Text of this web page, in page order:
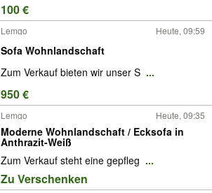
100 €
Lemgo Heute, 09:59
Sofa Wohnlandschaft
Zum Verkauf bieten wir unser S ...
950 €
Lemgo Heute, 09:35
Moderne Wohnlandschaft / Ecksofa in
Anthrazit-Weiß
Zum Verkauf steht eine gepfleg ...
Zu Verschenken